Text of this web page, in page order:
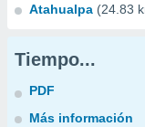
Atahualpa (24.83
Tiempo...
PDF
Más información